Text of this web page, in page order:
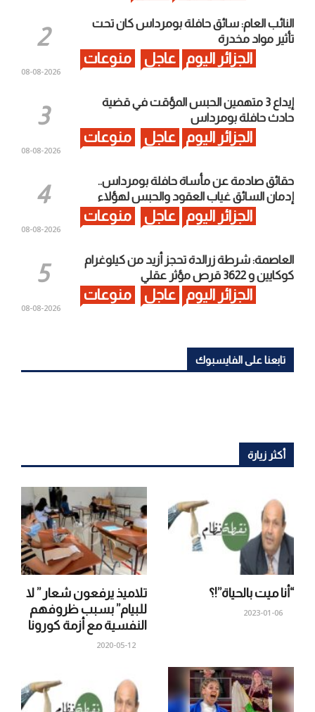
النائب العام: سائق حافلة بومرداس كان تحت
تأثير مواد مخدرة
الجزائر اليوم عاجل منوعات
2026-08-08
إيداع 3 متهمين الحبس المؤقت في قضية
حادث حافلة بومرداس
الجزائر اليوم عاجل منوعات
2026-08-08
حقائق صادمة عن مأساة حافلة بومرداس..
إدمان السائق غياب العقود والحبس لهؤلاء
الجزائر اليوم عاجل منوعات
2026-08-08
العاصمة: شرطة زرالدة تحجز أزيد من كيلوغرام
كوكايين و 3622 قرص مؤثر عقلي
الجزائر اليوم عاجل منوعات
2026-08-08
تابعنا على الفايسبوك
أكثر زيارة
تلاميذ يرفعون شعار ” لا
للبيام” بسبب ظروفهم
النفسية مع أزمة كورونا
2020-05-12
“أنا ميت بالحياة”!؟
2023-01-06